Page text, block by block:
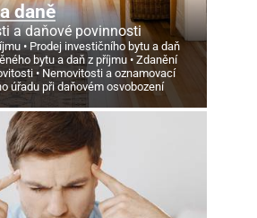
daně
a daňové povinnosti
Prodej investičního bytu a daň
bytu a daň z příjmu
Zdanění
Nemovitosti a oznamovací
úřadu při daňovém osvobození